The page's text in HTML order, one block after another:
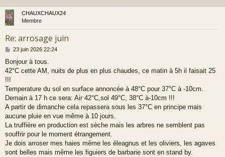
u
CHAUXCHAUX24
Membre
Re: arrosage juin
M
s
s
g
23 juin 2026 22:24
Bonjour à tous.
42°C cette AM, nuits de plus en plus chaudes, ce matin à 5h il faisait 25
!!!
Temperature du sol en surface annoncée à 48°C pour 37°C à -10cm.
Demain à 17 h ce sera: Air 42°C,sol 49°C, 38°C à-10cm !!!
A partir de dimanche cela repassera sous les 37°C en principe mais
aucune pluie en vue même à 10 jours.
La truffière en production est sèche mais les arbres ne semblent pas
souffrir pour le moment étrangement.
Je dois arroser mes haies même les éleagnus et les oliviers, les agaves
sont belles mais même les figuiers de barbarie sont en stand by.